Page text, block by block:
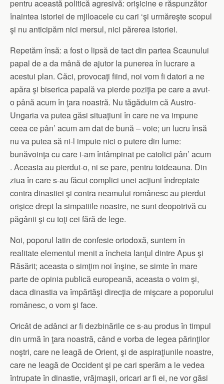
pentru această politică agresivă: orişicine e răspunzător
înaintea istoriei de mjiloacele cu cari ‘şi urmăreşte scopul
şi nu anticipăm nici mersul, nici părerea istoriei.
Repetăm însă: a fost o lipsă de tact din partea Scaunului
papal de a da mână de ajutor la punerea în lucrare a
acestui plan. Căci, provocaţi fiind, noi vom fi datori a ne
apăra şi biserica papală va pierde poziţia pe care a avut-
o până acum în ţara noastră. Nu tăgăduim că Austro-
Ungaria va putea găsi situaţiuni în care ne va impune
ceea ce pân’ acum am dat de bună – voie; un lucru însă
nu va putea să ni-l impuie nici o putere din lume:
bunăvoinţa cu care i-am întâmpinat pe catolici pân’ acum
. Aceasta au pierdut-o, ni se pare, pentru totdeauna. Din
ziua în care s-au făcut complici unei acţiuni îndreptate
contra dinastiei şi contra neamului românesc au pierdut
orişice drept la simpatiile noastre, ne sunt deopotrivă cu
păgânii şi cu toţi cei fără de lege.
Noi, poporul latin de confesie ortodoxă, suntem în
realitate elementul menit a încheia lanţul dintre Apus şi
Răsărit; aceasta o simţim noi înşine, se simte în mare
parte de opinia publică europeană, aceasta o voim şi,
daca dinastia va împărtăşi direcţia de mişcare a poporului
românesc, o vom şi face.
Oricât de adânci ar fi dezbinările ce s-au produs în timpul
din urmă în ţara noastră, când e vorba de legea părinţilor
noştri, care ne leagă de Orient, şi de aspiraţiunile noastre,
care ne leagă de Occident şi pe cari sperăm a le vedea
întrupate în dinastie, vrăjmaşii, oricari ar fi ei, ne vor găsi